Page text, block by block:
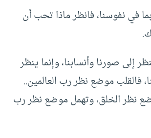
في نفوسنا، فانظر ماذا تحب أن
إلى صورنا وأنسابنا، وإنما ينظر
فالقلب موضع نظر رب العالمين..
نظر الخلق، وتهمل موضع نظر رب